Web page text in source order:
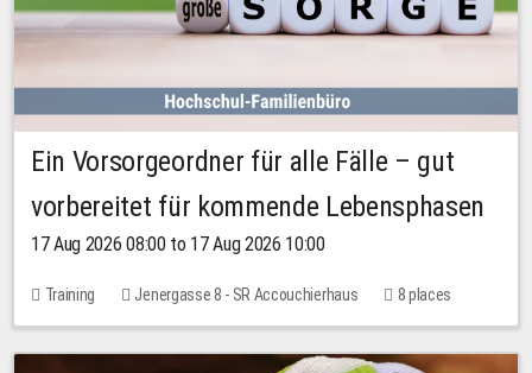
Ein Vorsorgeordner für alle Fälle – gut
vorbereitet für kommende Lebensphasen
17 Aug 2026 08:00 to 17 Aug 2026 10:00
Training Jenergasse 8 - SR Accouchierhaus 8 places